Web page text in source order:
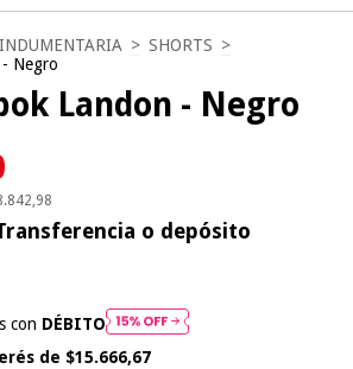
INDUMENTARIA > SHORTS >
Negro
Landon - Negro
o depósito
con DÉBITO
de $15.666,67